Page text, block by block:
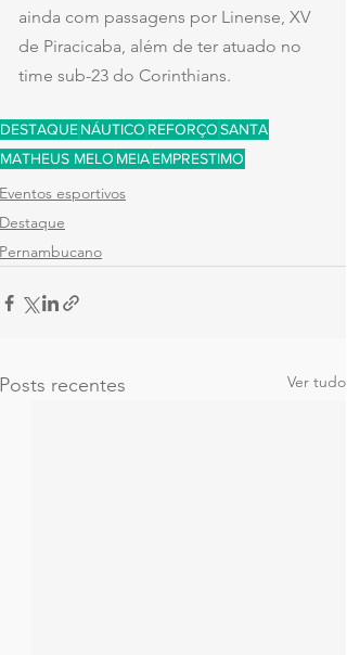
ainda com passagens por Linense, XV
de Piracicaba, além de ter atuado no
time sub-23 do Corinthians.
DESTAQUENÁUTICO REFORÇOSANTA
MATHEUS MELO MEIAEMPRESTIMO
Eventos esportivos
Destaque
Pernambucano
Posts recentes Ver tudo